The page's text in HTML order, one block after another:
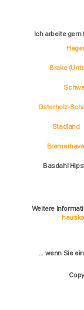
Ich arbeite gern
Brake
Osterholz-
Stadland
Basdahl
Weitere
... wenn Sie